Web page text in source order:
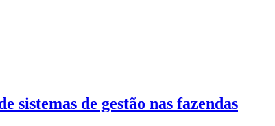
de gestão nas fazendas